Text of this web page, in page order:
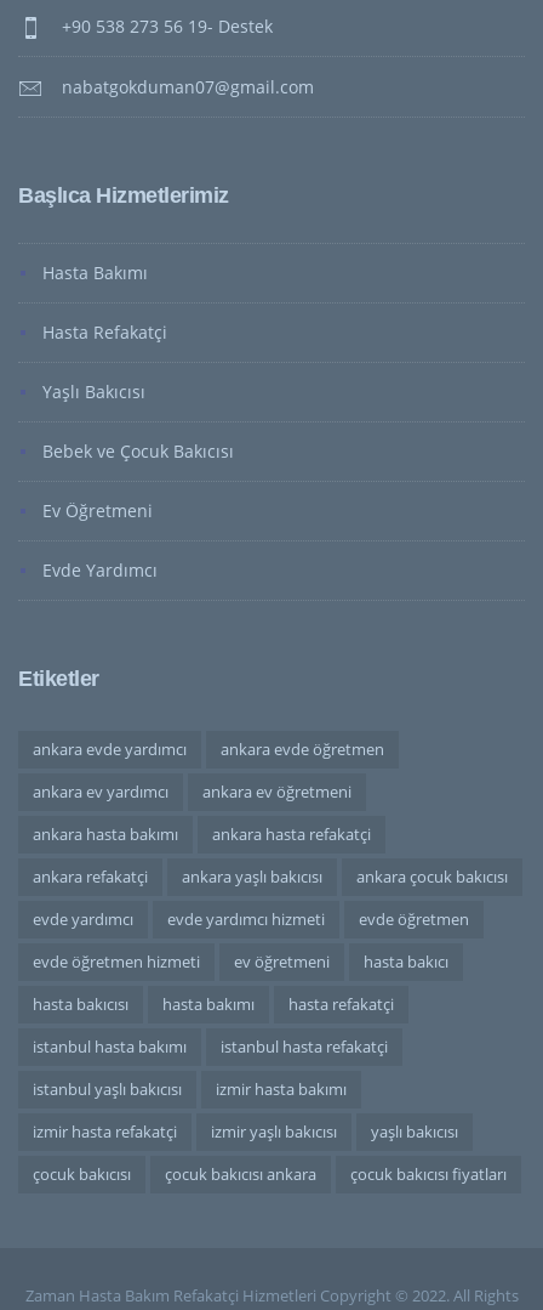
+90 538 273 56 19- Destek
nabatgokduman07@gmail.com
Başlıca Hizmetlerimiz
Hasta Bakımı
Hasta Refakatçi
Yaşlı Bakıcısı
Bebek ve Çocuk Bakıcısı
Ev Öğretmeni
Evde Yardımcı
Etiketler
ankara evde yardımcı
ankara evde öğretmen
ankara ev yardımcı
ankara ev öğretmeni
ankara hasta bakımı
ankara hasta refakatçi
ankara refakatçi
ankara yaşlı bakıcısı
ankara çocuk bakıcısı
evde yardımcı
evde yardımcı hizmeti
evde öğretmen
evde öğretmen hizmeti
ev öğretmeni
hasta bakıcı
hasta bakıcısı
hasta bakımı
hasta refakatçi
istanbul hasta bakımı
istanbul hasta refakatçi
istanbul yaşlı bakıcısı
izmir hasta bakımı
izmir hasta refakatçi
izmir yaşlı bakıcısı
yaşlı bakıcısı
çocuk bakıcısı
çocuk bakıcısı ankara çocuk bakıcısı fiyatları
Zaman Hasta Bakım Refakatçi Hizmetleri Copyright © 2022. All Rights